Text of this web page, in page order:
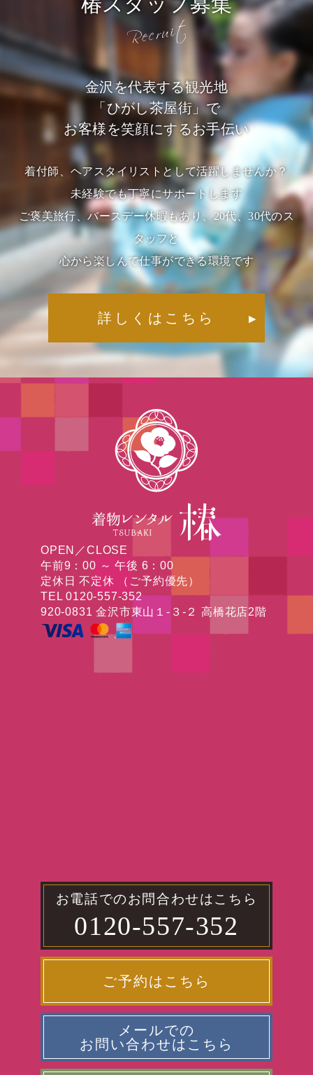
金沢を代表する観光地
「ひがし茶屋街」で
お客様を笑顔にするお手伝い
着付師、ヘアスタイリストとして活躍しませんか？
未経験でも丁寧にサポートします
ご褒美旅行、バースデー休暇もあり、20代、30代のス
タッフと
心から楽しんで仕事ができる環境です
詳しくはこちら ▶︎
OPEN／CLOSE
午前9：00 ～ 午後 6：00
定休日 不定休 （ご予約優先）
TEL 0120-557-352
920-0831 金沢市東山１-３-２ 高橋花店2階
お電話でのお問合わせはこちら
0120-557-352
ご予約はこちら
メールでの
お問い合わせはこちら